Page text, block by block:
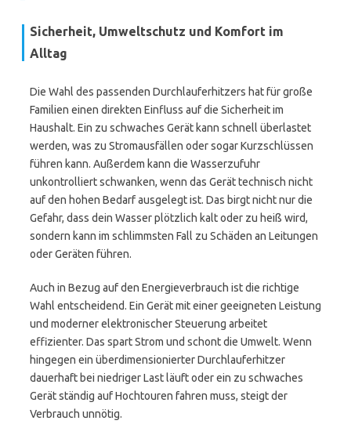
Sicherheit, Umweltschutz und Komfort im
Alltag
Die Wahl des passenden Durchlauferhitzers hat für große
Familien einen direkten Einfluss auf die Sicherheit im
Haushalt. Ein zu schwaches Gerät kann schnell überlastet
werden, was zu Stromausfällen oder sogar Kurzschlüssen
führen kann. Außerdem kann die Wasserzufuhr
unkontrolliert schwanken, wenn das Gerät technisch nicht
auf den hohen Bedarf ausgelegt ist. Das birgt nicht nur die
Gefahr, dass dein Wasser plötzlich kalt oder zu heiß wird,
sondern kann im schlimmsten Fall zu Schäden an Leitungen
oder Geräten führen.
Auch in Bezug auf den Energieverbrauch ist die richtige
Wahl entscheidend. Ein Gerät mit einer geeigneten Leistung
und moderner elektronischer Steuerung arbeitet
effizienter. Das spart Strom und schont die Umwelt. Wenn
hingegen ein überdimensionierter Durchlauferhitzer
dauerhaft bei niedriger Last läuft oder ein zu schwaches
Gerät ständig auf Hochtouren fahren muss, steigt der
Verbrauch unnötig.